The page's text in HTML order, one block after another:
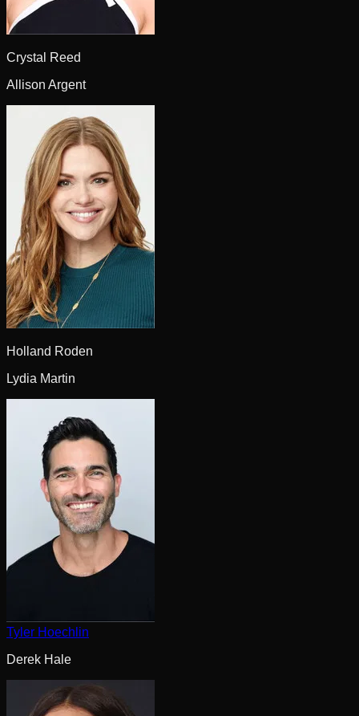
Crystal Reed
Allison Argent
Holland Roden
Lydia Martin
Tyler Hoechlin
Derek Hale